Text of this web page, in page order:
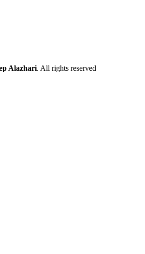
Alazhari. All rights reserved